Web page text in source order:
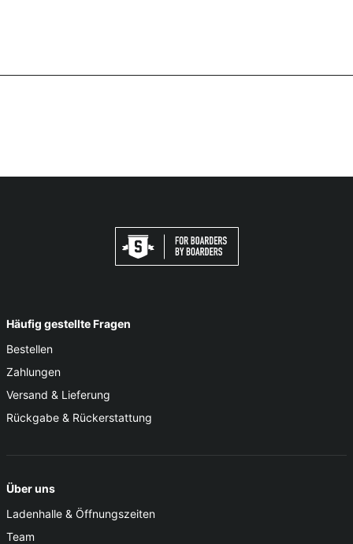
Häufig gestellte Fragen
Bestellen
Zahlungen
Versand & Lieferung
Rückgabe & Rückerstattung
Über uns
Ladenhalle & Öffnungszeiten
Team